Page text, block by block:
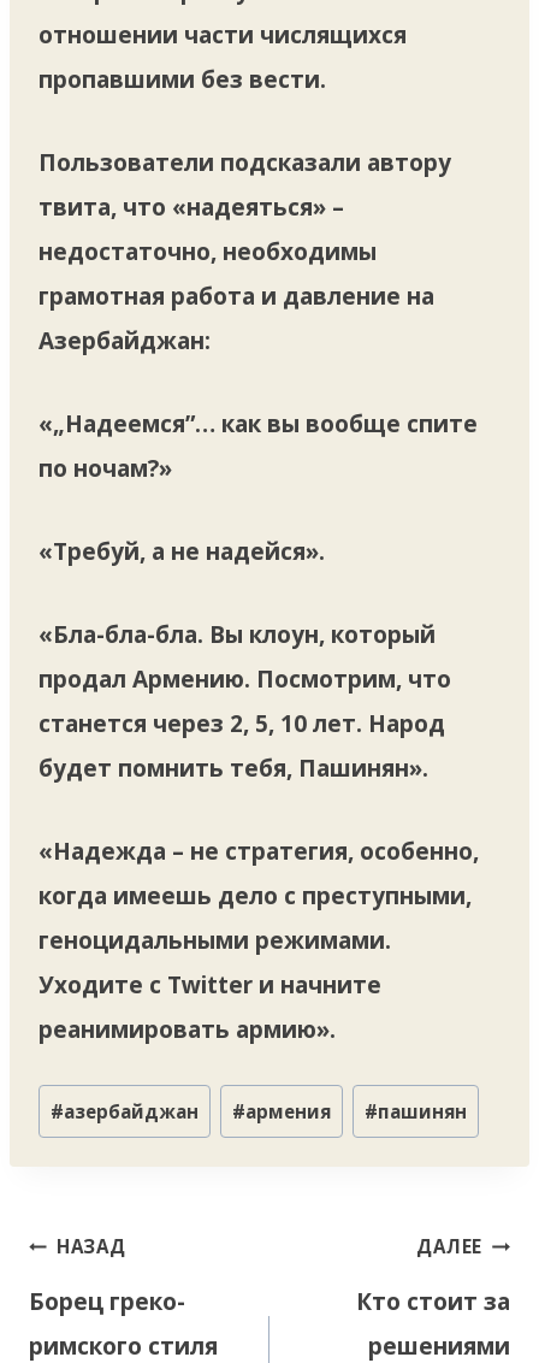
отношении части числящихся
пропавшими без вести.
Пользователи подсказали автору
твита, что «надеяться» –
недостаточно, необходимы
грамотная работа и давление на
Азербайджан:
«„Надеемся”… как вы вообще спите
по ночам?»
«Требуй, а не надейся».
«Бла-бла-бла. Вы клоун, который
продал Армению. Посмотрим, что
станется через 2, 5, 10 лет. Народ
будет помнить тебя, Пашинян».
«Надежда – не стратегия, особенно,
когда имеешь дело с преступными,
геноцидальными режимами.
Уходите с Twitter и начните
реанимировать армию».
Метки
записи:
#азербайджан #армения #пашинян
Навигация
записям
НАЗАД
Борец греко-
римского стиля
ДАЛЕЕ
Кто стоит за
решениями